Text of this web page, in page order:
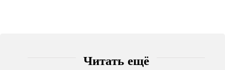
Читать ещё